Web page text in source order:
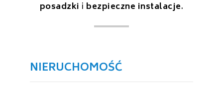
posadzki i bezpieczne instalacje.
NIERUCHOMOŚĆ